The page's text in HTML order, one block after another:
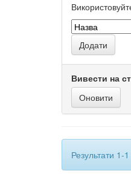
Вивести на
Результати 1-1